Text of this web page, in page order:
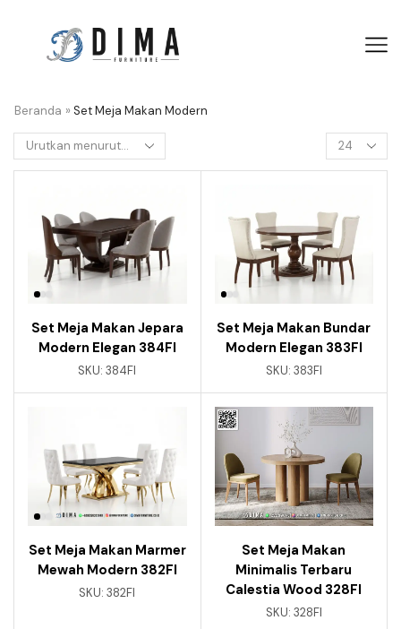
Beranda » Set Meja Makan Modern
Set Meja Makan Jepara
Modern Elegan 384FI
SKU:384FI
Set Meja Makan Bundar
Modern Elegan 383FI
SKU: 383FI
Set Meja Makan Marmer
Mewah Modern 382FI
SKU:382FI
Set Meja Makan
Minimalis Terbaru
Calestia Wood 328FI
SKU: 328FI